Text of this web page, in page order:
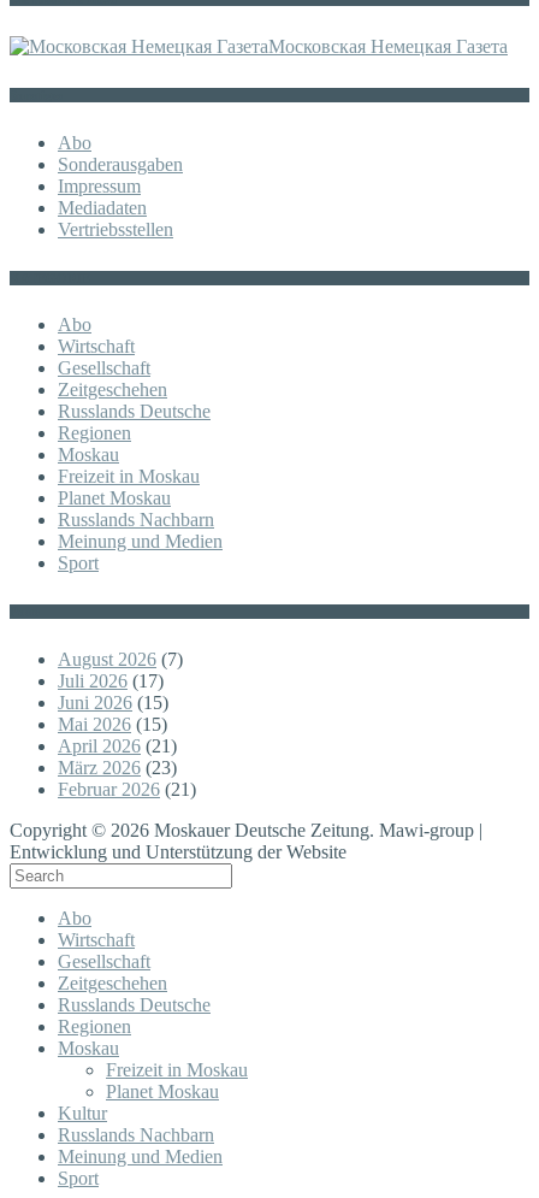
Московская Немецкая Газета
Abo
Sonderausgaben
Impressum
Mediadaten
Vertriebsstellen
Abo
Wirtschaft
Gesellschaft
Zeitgeschehen
Russlands Deutsche
Regionen
Moskau
Freizeit in Moskau
Planet Moskau
Russlands Nachbarn
Meinung und Medien
Sport
August 2026 (7)
Juli 2026 (17)
Juni 2026 (15)
Mai 2026 (15)
April 2026 (21)
März 2026 (23)
Februar 2026 (21)
Copyright © 2026 Moskauer Deutsche Zeitung. Mawi-group |
Entwicklung und Unterstützung der Website
Abo
Wirtschaft
Gesellschaft
Zeitgeschehen
Russlands Deutsche
Regionen
Moskau
Freizeit in Moskau
Planet Moskau
Kultur
Russlands Nachbarn
Meinung und Medien
Sport